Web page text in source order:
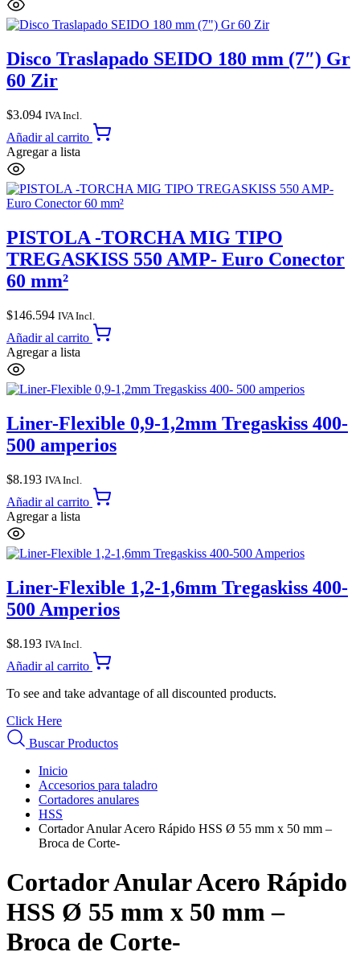
Disco Traslapado SEIDO 180 mm (7″) Gr
60 Zir
$3.094 IVA Incl.
Añadir al carrito
Agregar a lista
PISTOLA -TORCHA MIG TIPO
TREGASKISS 550 AMP- Euro Conector
60 mm²
$146.594 IVA Incl.
Añadir al carrito
Agregar a lista
Liner-Flexible 0,9-1,2mm Tregaskiss 400-
500 amperios
$8.193 IVA Incl.
Añadir al carrito
Agregar a lista
Liner-Flexible 1,2-1,6mm Tregaskiss 400-
500 Amperios
$8.193 IVA Incl.
Añadir al carrito
To see and take advantage of all discounted products.
Click Here
Buscar Productos
Inicio
Accesorios para taladro
Cortadores anulares
HSS
Cortador Anular Acero Rápido HSS Ø 55 mm x 50 mm –
Broca de Corte-
Cortador Anular Acero Rápido
HSS Ø 55 mm x 50 mm –
Broca de Corte-